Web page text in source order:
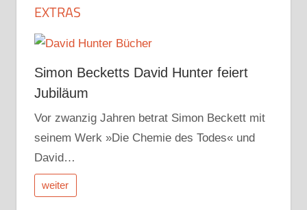
EXTRAS
Simon Becketts David Hunter feiert
Jubiläum
Vor zwanzig Jahren betrat Simon Beckett mit
seinem Werk »Die Chemie des Todes« und
David…
weiter